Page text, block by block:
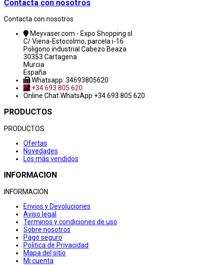
Contacta con nosotros
Contacta con nosotros
Meyvaser.com - Expo Shopping sl
C/ Viena-Estocolmo, parcela i-16
Poligono industrial Cabezo Beaza
30353 Cartagena
Murcia
España
Whatsapp: 34693805620
+34 693 805 620
Online ChatWhatsApp +34 693 805 620
PRODUCTOS
PRODUCTOS
Ofertas
Novedades
Los más vendidos
INFORMACION
INFORMACION
Envios y Devoluciones
Aviso legal
Terminos y condiciones de uso
Sobre nosotros
Pago seguro
Politica de Privacidad
Mapa del sitio
Mi cuenta